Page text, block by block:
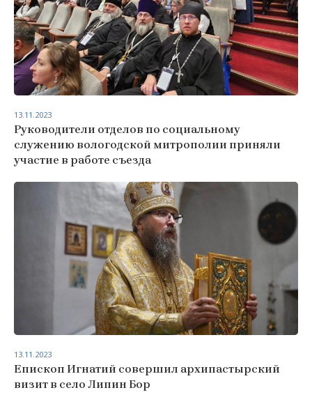
Руководители отделов по социальному
служению вологодской митрополии приняли
участие в работе съезда
13.11.2023
Епископ Игнатий совершил архипастырский
визит в село Липин Бор
13.11.2023